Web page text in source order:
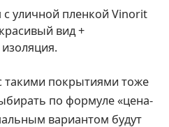
уличной пленкой Vinorit
вид +
такими покрытиями тоже
по формуле «цена-
вариантом будут